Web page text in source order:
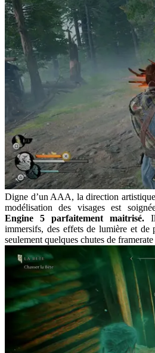
Digne d’un AAA, la direction
modélisation des visages est
Engine 5 parfaitement maitrisé.
immersifs, des effets de lumière et de
seulement quelques chutes de